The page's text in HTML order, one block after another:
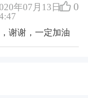
年07月13日
0
谢谢，一定加油